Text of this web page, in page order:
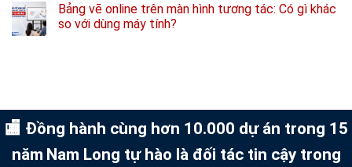
Bảng vẽ online trên màn hình tương tác: Có gì khác
so với dùng máy tính?
🏬 Đồng hành cùng hơn 10.000 dự án trong 15
năm Nam Long tự hào là đối tác tin cậy trong